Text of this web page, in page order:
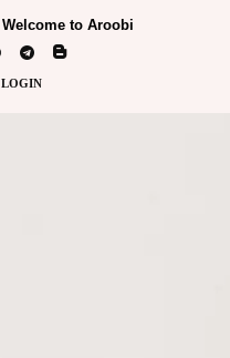
Welcome to Aroobi
LOGIN